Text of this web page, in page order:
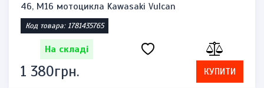
46, М16 мотоцикла Kawasaki Vulcan
Код товара: 1781435765
На складі
1 380грн. КУПИТИ